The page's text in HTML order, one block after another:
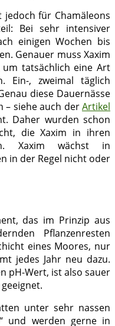
für Chamäleons
Bei sehr intensiver
einigen Wochen bis
Genauer muss Xaxim
tatsächlich eine Art
Ein-, zweimal täglich
diese Dauernässe
– siehe auch derArtikel
Daher wurden schon
die Xaxim in ihren
Xaxim wächst in
in der Regel nicht oder
das im Prinzip aus
Pflanzenresten
eines Moores, nur
jedes Jahr neu dazu.
pH-Wert, ist also sauer
unter sehr nassen
und werden gerne in